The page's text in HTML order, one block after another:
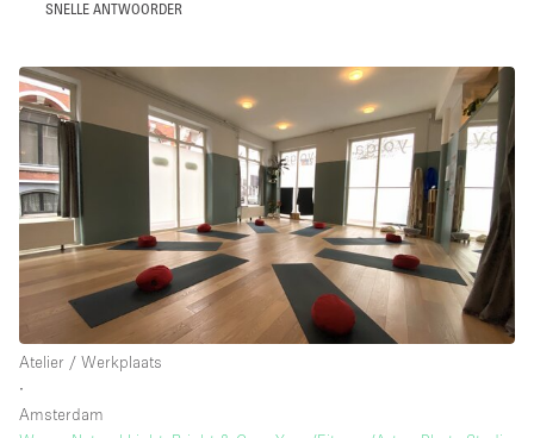
SNELLE ANTWOORDER
Atelier / Werkplaats
∙
Amsterdam